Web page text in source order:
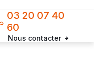
03 20 07 40
60
Nous contacter